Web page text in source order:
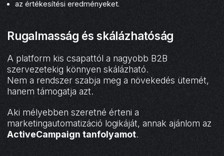
az értékesítési eredményeket.
Rugalmasság és skálázhatóság
A platform kis csapattól a nagyobb B2B
szervezetekig könnyen skálázható.
Nem a rendszer szabja meg a növekedés ütemét,
hanem támogatja azt.
Aki mélyebben szeretné érteni a
marketingautomatizáció logikáját, annak ajánlom az
ActiveCampaign tanfolyamot.